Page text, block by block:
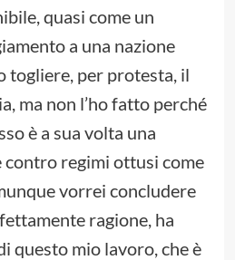
quasi come un
a una nazione
togliere, per protesta, il
ma non l’ho fatto perché
è a sua volta una
contro regimi ottusi come
vorrei concludere
ragione, ha
questo mio lavoro, che è